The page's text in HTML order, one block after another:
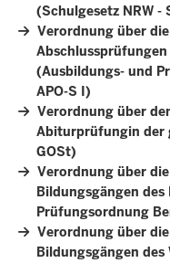
(Schulgesetz NRW -
Verordnung über
(Ausbildungs- und
APO-S I)
Verordnung über
Abiturprüfungin der
GOSt)
Verordnung über
Bildungsgängen
Prüfungsordnung
Verordnung über
Bildungsgängen